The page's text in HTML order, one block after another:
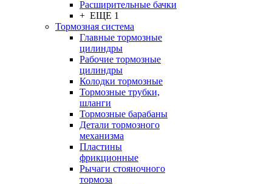
Расширительные бачки
+ ЕЩЕ 1
Тормозная система
Главные тормозные
цилиндры
Рабочие тормозные
цилиндры
Колодки тормозные
Тормозные трубки,
шланги
Тормозные барабаны
Детали тормозного
механизма
Пластины
фрикционные
Рычаги стояночного
тормоза